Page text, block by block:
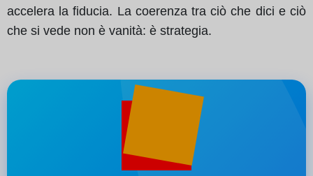
accelera la fiducia. La coerenza tra ciò che dici e ciò
che si vede non è vanità: è strategia.